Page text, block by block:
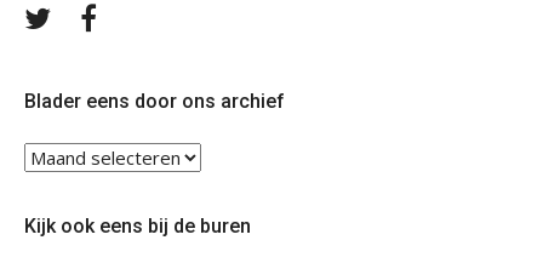
Volg
Blader eens door ons archief
Blader
eens
ons
Kijk ook eens bij de buren